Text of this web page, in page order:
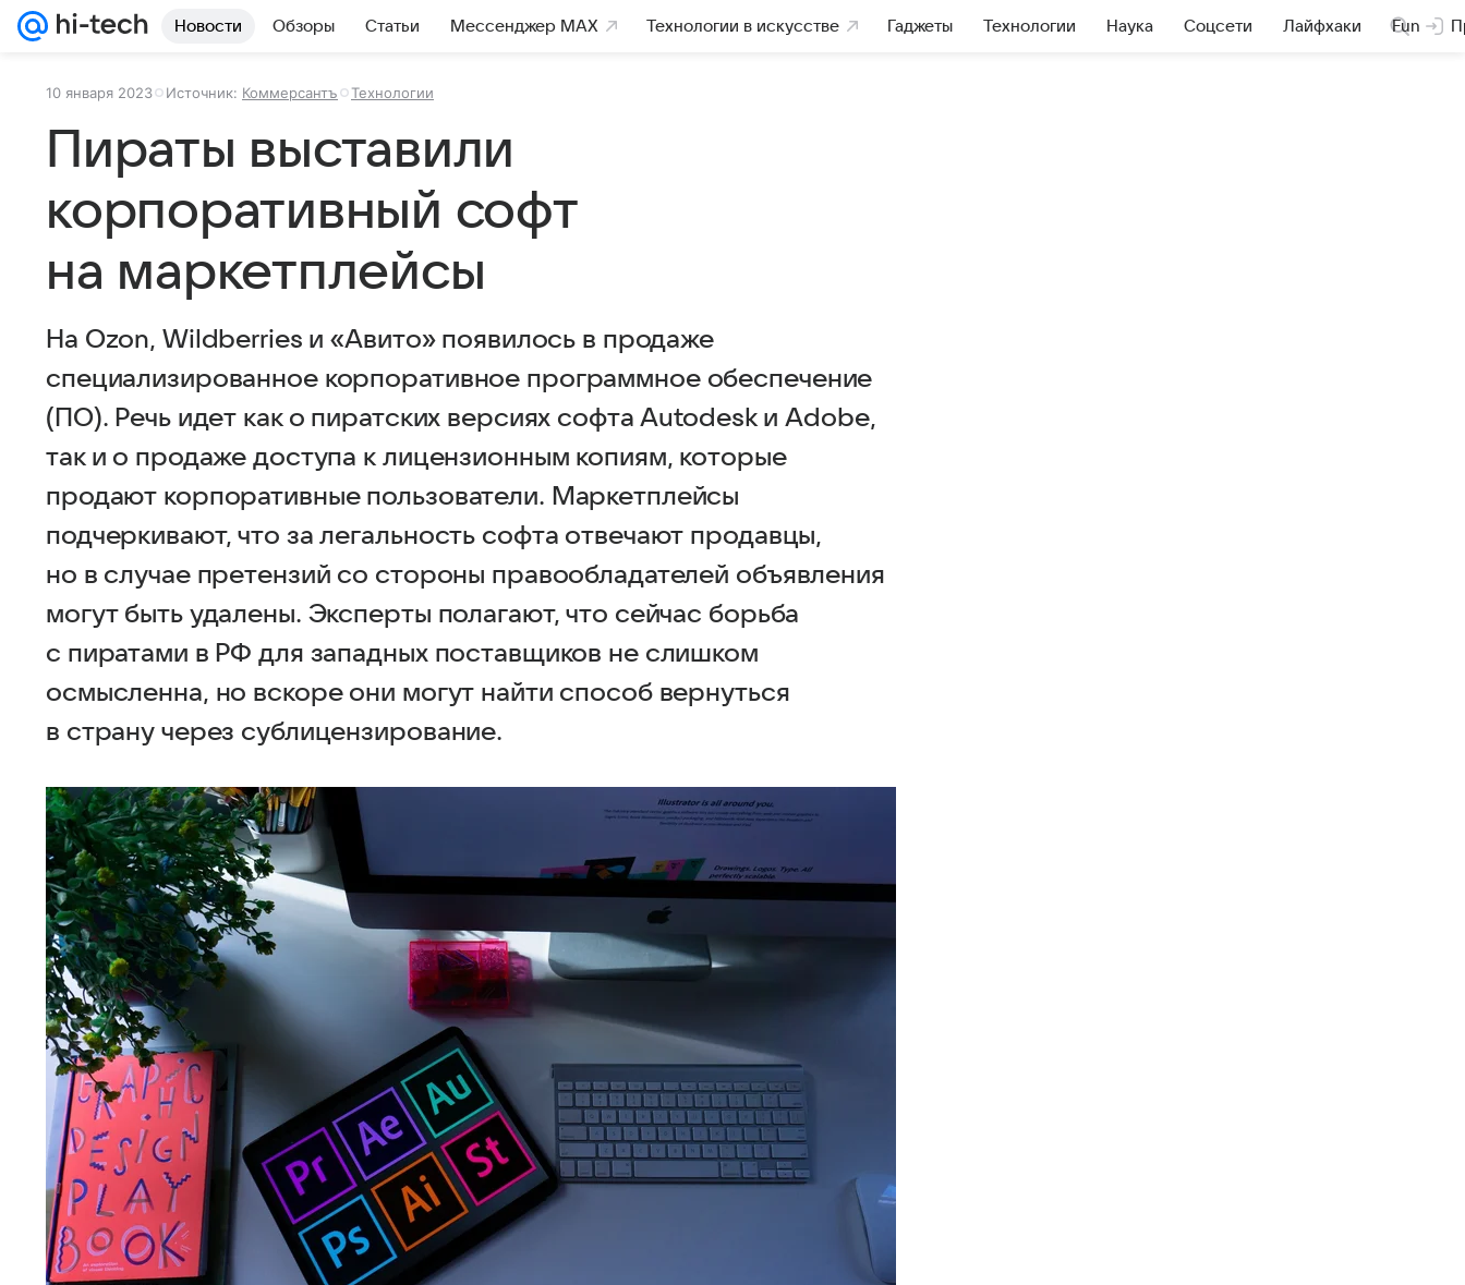
Новости Обзоры Статьи Мессенджер MAX Технологии в искусстве Гаджеты Технологии Наука Соцсети Лайфхаки Fun
10 января 2023 Источник: Коммерсантъ Технологии
Пираты выставили
корпоративный софт
на маркетплейсы
На Ozon, Wildberries и «Авито» появилось в продаже
специализированное корпоративное программное обеспечение
(ПО). Речь идет как о пиратских версиях софта Autodesk и Adobe,
так и о продаже доступа к лицензионным копиям, которые
продают корпоративные пользователи. Маркетплейсы
подчеркивают, что за легальность софта отвечают продавцы,
но в случае претензий со стороны правообладателей объявления
могут быть удалены. Эксперты полагают, что сейчас борьба
с пиратами в РФ для западных поставщиков не слишком
осмысленна, но вскоре они могут найти способ вернуться
в страну через сублицензирование.